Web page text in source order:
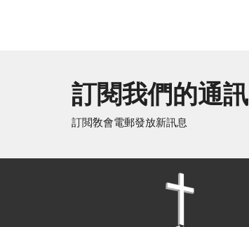
訂閱我們的通訊
訂閲敎會電郵發放新訊息